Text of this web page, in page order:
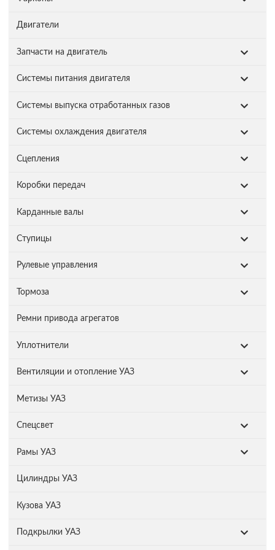
Двигатели
Запчасти на двигатель
Системы питания двигателя
Системы выпуска отработанных газов
Системы охлаждения двигателя
Сцепления
Коробки передач
Карданные валы
Ступицы
Рулевые управления
Тормоза
Ремни привода агрегатов
Уплотнители
Вентиляции и отопление УАЗ
Метизы УАЗ
Спецсвет
Рамы УАЗ
Цилиндры УАЗ
Кузова УАЗ
Подкрылки УАЗ